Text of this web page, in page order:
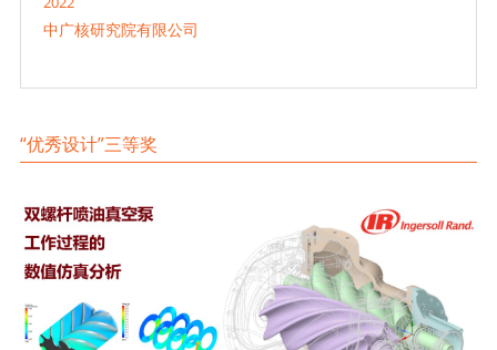
中广核研究院有限公司
“优秀设计”三等奖